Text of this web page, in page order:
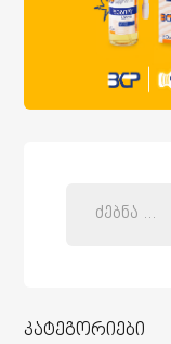
კატეგორიები